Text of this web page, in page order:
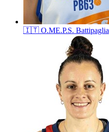
🇮🇹 O.ME.P.S. Battipaglia